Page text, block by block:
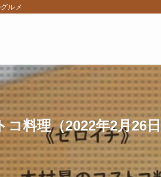
ルメ
料理（2022年2月26